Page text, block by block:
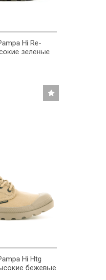
Hi Re-
зеленые
Hi Htg
бежевые